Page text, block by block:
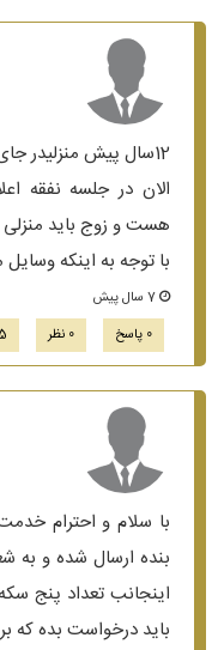
12سال پیش منزلیدر
الان در جلسه نفقه
هست و زوج باید منزلی
با توجه به اینکه
0 پاسخ
0 نظر
با سلام و احترام خدمت
بنده ارسال شده و به
اینجانب تعداد پنج
باید درخواست بده که